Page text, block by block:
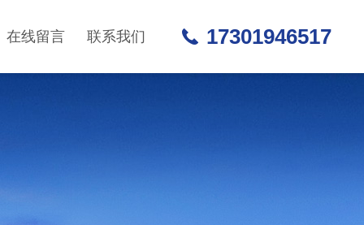
在线留言 联系我们 17301946517